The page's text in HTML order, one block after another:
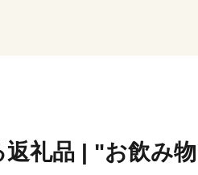
返礼品 | "お飲み